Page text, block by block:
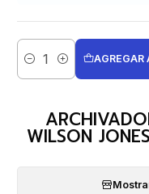
Cantidad
AGREGAR
WILSON